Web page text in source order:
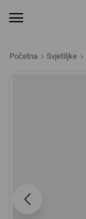
Početna Svjetiljke